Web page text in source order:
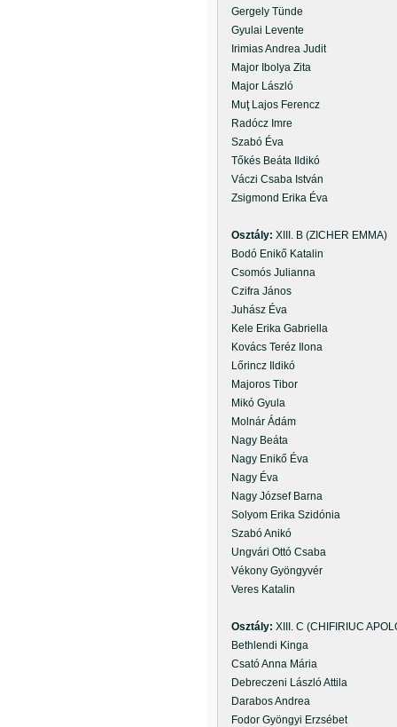
Gergely Tünde
Gyulai Levente
Irimias Andrea Judit
Major Ibolya Zita
Major László
Muţ Lajos Ferencz
Radócz Imre
Szabó Éva
Tőkés Beáta Ildikó
Váczi Csaba István
Zsigmond Erika Éva
Osztály: XIII. B (ZICHER EMMA)
Bodó Enikő Katalin
Csomós Julianna
Czifra János
Juhász Éva
Kele Erika Gabriella
Kovács Teréz Ilona
Lőrincz Ildikó
Majoros Tibor
Mikó Gyula
Molnár Ádám
Nagy Beáta
Nagy Enikő Éva
Nagy Éva
Nagy József Barna
Solyom Erika Szidónia
Szabó Anikó
Ungvári Ottó Csaba
Vékony Gyöngyvér
Veres Katalin
Osztály: XIII. C (CHIFIRIUC
Bethlendi Kinga
Csató Anna Mária
Debreczeni László Attila
Darabos Andrea
Fodor Gyöngyi Erzsébet